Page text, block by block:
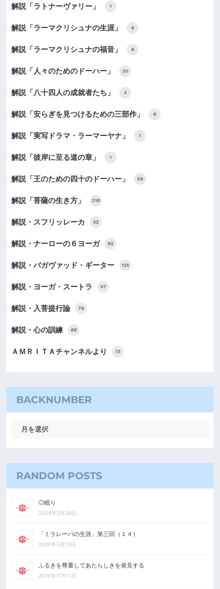
解説「ラトナーヴァリー」 1
解説「ラーマクリシュナの生涯」 6
解説「ラーマクリシュナの福音」 6
解説「人々のためのドーハー」 20
解説「八十四人の成就者たち」 3
解説「安らぎを見つけるための三部作」 6
解説「実写ドラマ・ラーマーヤナ」 1
解説「彼岸に至る道の章」 1
解説「王のための四十のドーハー」 59
解説「菩薩の生き方」 218
解説・スフリッレーカ 32
解説・ナーローの６ヨーガ 92
解説・バガヴァッド・ギーター 125
解説・ヨーガ・スートラ 47
解説・入菩提行論 78
解説・心の訓練 89
ＡＭＲＩＴＡチャンネルより 13
BACKNUMBER
RANDOM POSTS
◎眠り
2008年2月29日
「ミラレーパの生涯」第三回（１４）
2020年5月13日
ふるきを尊重してあたらしきを発見する
2016年11月11日